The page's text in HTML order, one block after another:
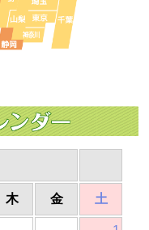
木 金 土